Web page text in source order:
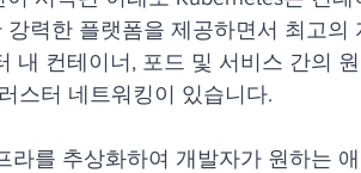
력한 플랫폼을 제공하면서 최고의
내 컨테이너, 포드 및 서비스 간의
스터 네트워킹이 있습니다.
라를 추상화하여 개발자가 원하는